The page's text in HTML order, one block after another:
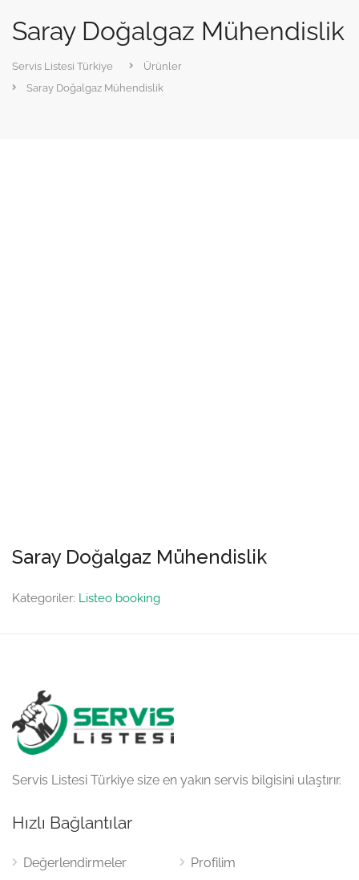
Saray Doğalgaz Mühendislik
Servis Listesi Türkiye
Ürünler
Saray Doğalgaz Mühendislik
Saray Doğalgaz Mühendislik
Kategoriler: Listeo booking
Servis Listesi Türkiye size en yakın servis bilgisini ulaştırır.
Hızlı Bağlantılar
Değerlendirmeler Profilim